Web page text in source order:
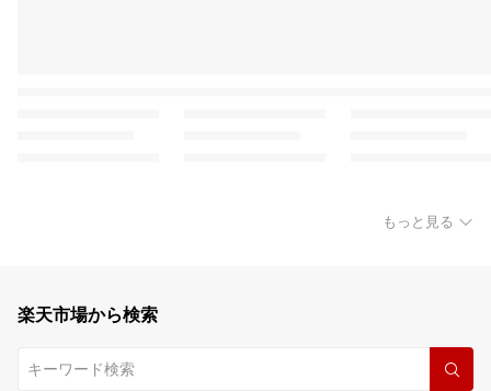
もっと見る
楽天市場から検索